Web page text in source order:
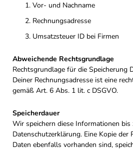
Vor- und Nachname
Rechnungsadresse
Umsatzsteuer ID bei Firmen
Abweichende Rechtsgrundlage
Rechtsgrundlage für die Speicherung
Deiner Rechnungsadresse ist eine
gemäß Art. 6 Abs. 1 lit. c DSGVO.
Speicherdauer
Wir speichern diese Informationen
Datenschutzerklärung. Eine Kopie der
Daten ebenfalls vorhanden sind,